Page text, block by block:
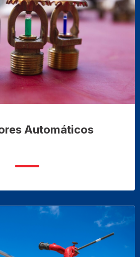
Automáticos